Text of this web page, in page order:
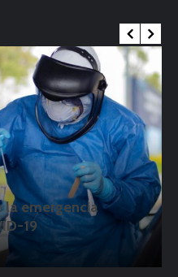
volverse endémico: